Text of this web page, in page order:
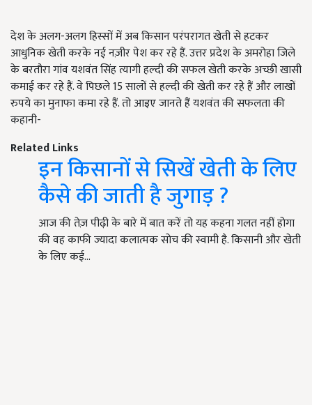
देश के अलग-अलग हिस्सों में अब किसान परंपरागत खेती से हटकर
आधुनिक खेती करके नई नज़ीर पेश कर रहे हैं. उत्तर प्रदेश के अमरोहा जिले
के बरतौरा गांव यशवंत सिंह त्यागी हल्दी की सफल खेती करके अच्छी खासी
कमाई कर रहे हैं. वे पिछले 15 सालों से हल्दी की खेती कर रहे हैं और लाखों
रुपये का मुनाफा कमा रहे हैं. तो आइए जानते हैं यशवंत की सफलता की
कहानी-
Related Links
इन किसानों से सिखें खेती के लिए
कैसे की जाती है जुगाड़ ?
आज की तेज़ पीढ़ी के बारे में बात करें तो यह कहना गलत नहीं होगा
की वह काफी ज्यादा कलात्मक सोच की स्वामी है. किसानी और खेती
के लिए कई…